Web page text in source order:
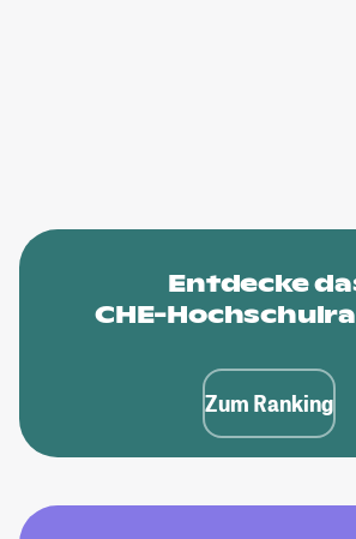
Entdecke
CHE-
Zum Ranking